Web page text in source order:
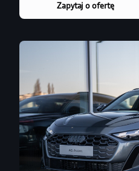
Zapytaj o ofertę